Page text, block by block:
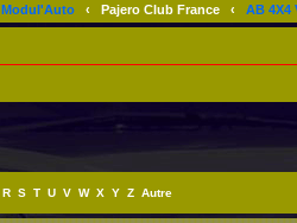
Modul'Auto ‹ Pajero Club France ‹ AB 4X4
R S T U V W X Y Z Autre